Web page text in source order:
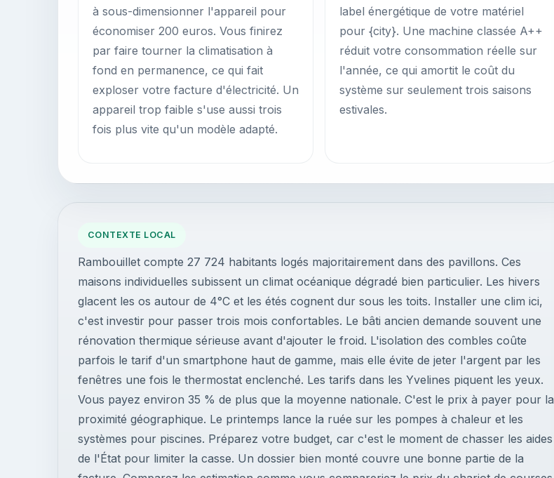
CONTEXTE LOCAL
Rambouillet compte 27 724 habitants logés majoritairement dans des pavillons. Ces
maisons individuelles subissent un climat océanique dégradé bien particulier. Les hivers
glacent les os autour de 4°C et les étés cognent dur sous les toits. Installer une clim ici,
c'est investir pour passer trois mois confortables. Le bâti ancien demande souvent une
rénovation thermique sérieuse avant d'ajouter le froid. L'isolation des combles coûte
parfois le tarif d'un smartphone haut de gamme, mais elle évite de jeter l'argent par les
fenêtres une fois le thermostat enclenché. Les tarifs dans les Yvelines piquent les yeux.
Vous payez environ 35 % de plus que la moyenne nationale. C'est le prix à payer pour la
proximité géographique. Le printemps lance la ruée sur les pompes à chaleur et les
systèmes pour piscines. Préparez votre budget, car c'est le moment de chasser les aides
de l'État pour limiter la casse. Un dossier bien monté couvre une bonne partie de la
à sous-dimensionner l'appareil pour
économiser 200 euros. Vous finirez
par faire tourner la climatisation à
fond en permanence, ce qui fait
exploser votre facture d'électricité. Un
appareil trop faible s'use aussi trois
fois plus vite qu'un modèle adapté.
label énergétique de votre matériel
pour {city}. Une machine classée A++
réduit votre consommation réelle sur
l'année, ce qui amortit le coût du
système sur seulement trois saisons
estivales.